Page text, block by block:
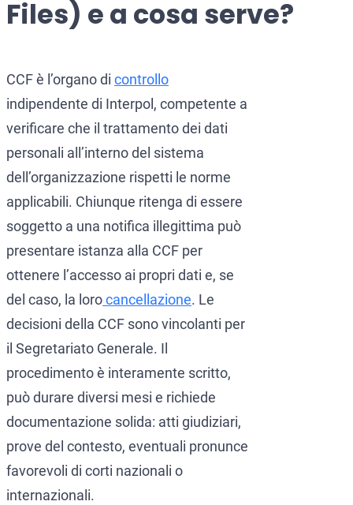
CCF (Commission for the
Estradizione e Difesa
Estradizione tra Italia e
Estradizione tra Italia e
Estradizione tra Italia e
Mandato d’arresto
Avvocato presso la Corte
Crimini economici e
World-Check
Files) e a cosa serve?
CCF è l’organo di controllo
indipendente di Interpol, competente a
verificare che il trattamento dei dati
personali all’interno del sistema
dell’organizzazione rispetti le norme
applicabili. Chiunque ritenga di essere
soggetto a una notifica illegittima può
presentare istanza alla CCF per
ottenere l’accesso ai propri dati e, se
del caso, la lorocancellazione. Le
decisioni della CCF sono vincolanti per
il Segretariato Generale. Il
procedimento è interamente scritto,
può durare diversi mesi e richiede
documentazione solida: atti giudiziari,
prove del contesto, eventuali pronunce
favorevoli di corti nazionali o
internazionali.